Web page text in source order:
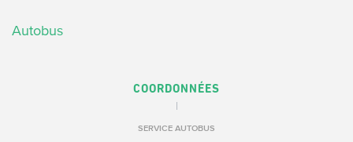
Autobus
COORDONNÉES
SERVICE AUTOBUS